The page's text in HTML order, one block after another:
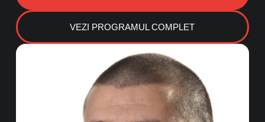
VEZI PROGRAMUL COMPLET